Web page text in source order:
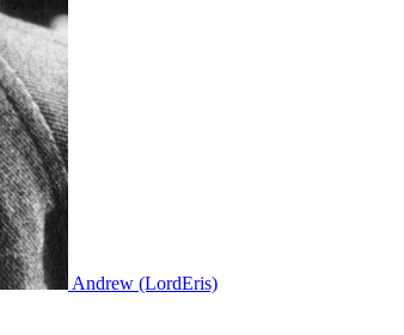
Andrew (LordEris)